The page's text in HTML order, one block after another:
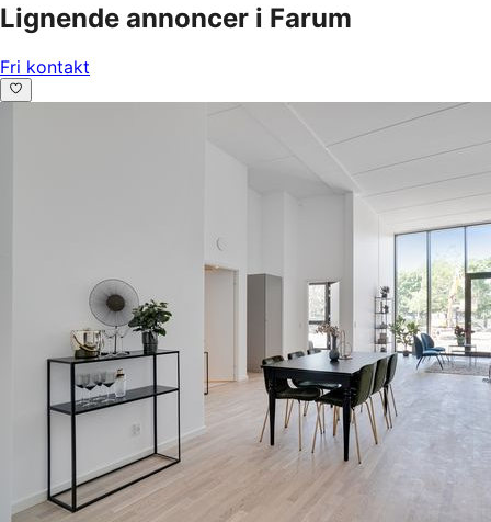
Lignende annoncer i Farum
Fri kontakt